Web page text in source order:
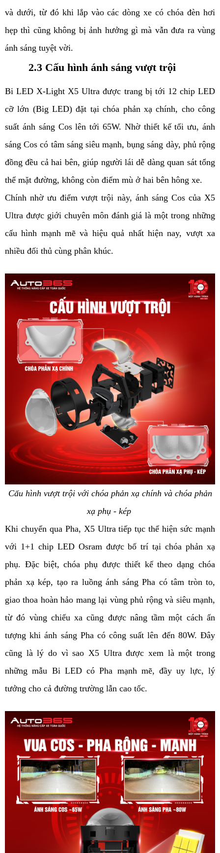
và dưới, từ đó khi lắp vào các dòng xe có chóa đèn hơi
hẹp thì cũng không bị ảnh hưởng gì mà vẫn đưa ra vùng
ánh sáng tuyệt vời.
2.3 Cấu hình ánh sáng vượt trội
Bi LED X-Light X5 Ultra được trang bị tới 12 chip LED
cỡ lớn (Big LED) đặt tại chóa phản xạ chính, cho công
suất ánh sáng Cos lên tới 65W. Nhờ thiết kế tối ưu, ánh
sáng Cos có tâm sáng siêu mạnh, bụng sáng dày, phủ rộng
đồng đều cả hai bên, giúp người lái dễ dàng quan sát tổng
thể mặt đường, không còn điểm mù ở hai bên hông xe.
Chính nhờ ưu điểm vượt trội này, ánh sáng Cos của X5
Ultra được giới chuyên môn đánh giá là một trong những
cấu hình mạnh mẽ và hiệu quả nhất hiện nay, vượt xa
nhiều đối thủ cùng phân khúc.
Cấu hình vượt trội với chóa phản xạ chính và chóa phản
xạ phụ - kép
Khi chuyển qua Pha, X5 Ultra tiếp tục thể hiện sức mạnh
với 1+1 chip LED Osram được bố trí tại chóa phản xạ
phụ. Đặc biệt, chóa phụ được thiết kế theo dạng chóa
phản xạ kép, tạo ra luồng ánh sáng Pha có tâm tròn to,
giao thoa hoàn hảo mang lại vùng phủ rộng và siêu mạnh,
từ đó vùng chiếu xa cũng được nâng tầm một cách ấn
tượng khi ánh sáng Pha có công suất lên đến 80W. Đây
cũng là lý do vì sao X5 Ultra được xem là một trong
những mẫu Bi LED có Pha mạnh mẽ, đầy uy lực, lý
tưởng cho cả đường trường lẫn cao tốc.